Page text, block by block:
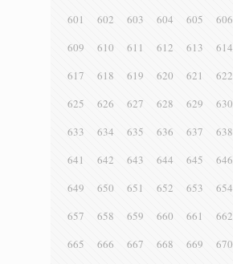
601
602 603 604 605 606
609
610 611 612 613 614
617
618 619 620 621 622
625
626 627 628 629 630
633
634 635 636 637 638
641
642 643 644 645 646
649
650 651 652 653 654
657
658 659 660 661 662
665
666 667 668 669 670